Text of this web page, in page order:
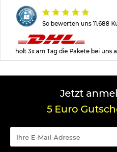
So bewerten uns 11.688
holt 3x am Tag die Pakete bei uns
Jetzt
5 Euro